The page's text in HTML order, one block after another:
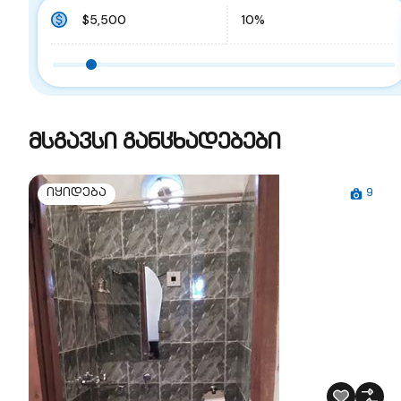
მსგავსი განცხადებები
იყიდება 9